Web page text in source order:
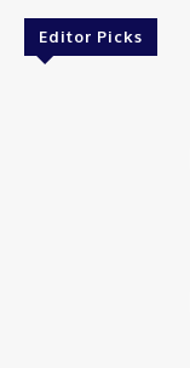
Editor Picks